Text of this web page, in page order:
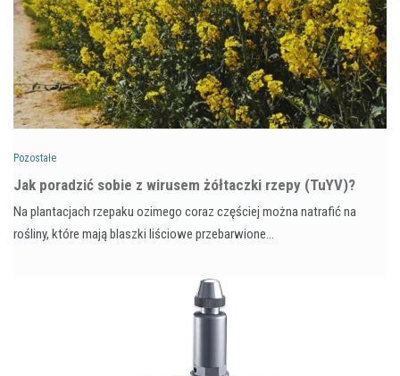
Pozostałe
​Jak poradzić sobie z wirusem żółtaczki rzepy (TuYV)?
Na plantacjach rzepaku ozimego coraz częściej można natrafić na
rośliny, które mają blaszki liściowe przebarwione…